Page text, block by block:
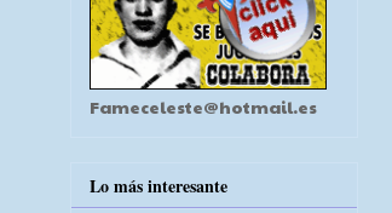
Fameceleste@hotmail.es
Lo más interesante